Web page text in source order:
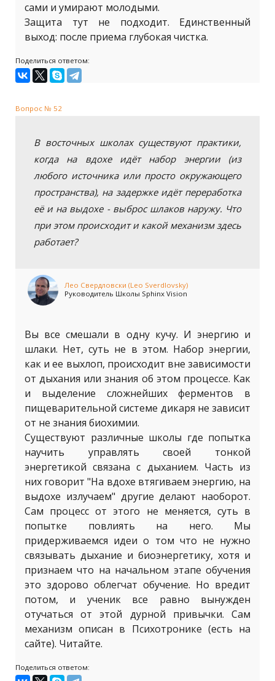
сами и умирают молодыми.
Защита тут не подходит. Единственный
выход: после приема глубокая чистка.
Поделиться ответом:
Вопрос № 52
В восточных школах существуют практики,
когда на вдохе идёт набор энергии (из
любого источника или просто окружающего
пространства), на задержке идёт переработка
её и на выдохе - выброс шлаков наружу. Что
при этом происходит и какой механизм здесь
работает?
Лео Свердловски (Leo Sverdlovsky)
Руководитель Школы Sphinx Vision
Вы все смешали в одну кучу. И энергию и
шлаки. Нет, суть не в этом. Набор энергии,
как и ее выхлоп, происходит вне зависимости
от дыхания или знания об этом процессе. Как
и выделение сложнейших ферментов в
пищеварительной системе дикаря не зависит
от не знания биохимии.
Существуют различные школы где попытка
научить управлять своей тонкой
энергетикой связана с дыханием. Часть из
них говорит "На вдохе втягиваем энергию, на
выдохе излучаем" другие делают наоборот.
Сам процесс от этого не меняется, суть в
попытке повлиять на него. Мы
придерживаемся идеи о том что не нужно
связывать дыхание и биоэнергетику, хотя и
признаем что на начальном этапе обучения
это здорово облегчат обучение. Но вредит
потом, и ученик все равно вынужден
отучаться от этой дурной привычки. Сам
механизм описан в Психотронике (есть на
сайте). Читайте.
Поделиться ответом: